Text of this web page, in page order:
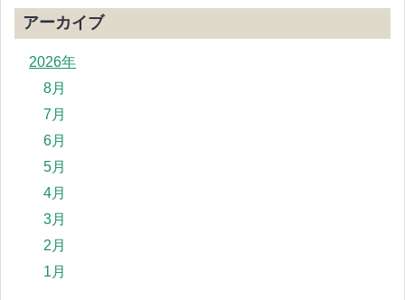
アーカイブ
2026年
8月
7月
6月
5月
4月
3月
2月
1月